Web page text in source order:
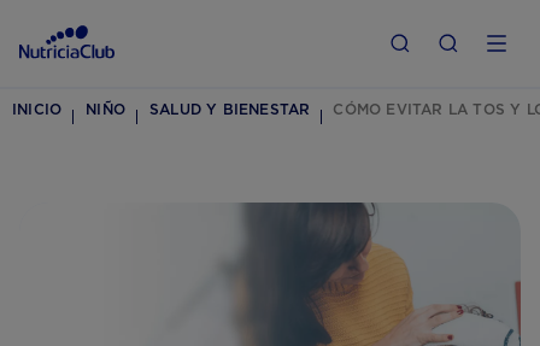
INICIO NIÑO SALUD Y BIENESTAR CÓMO EVITAR LA TOS Y